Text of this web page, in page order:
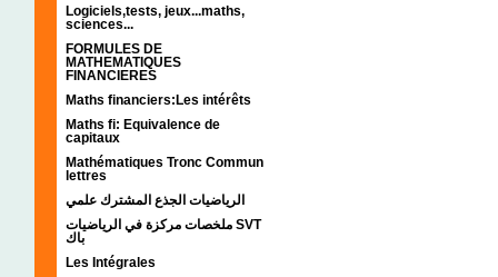
Logiciels,tests, jeux...maths,
sciences...
FORMULES DE
MATHEMATIQUES
FINANCIERES
Maths financiers:Les intérêts
Maths fi: Equivalence de
capitaux
Mathématiques Tronc Commun
lettres
الرياضيات الجذع المشترك علمي
ملخصات مركزة في الرياضيات SVT
باك
Les Intégrales